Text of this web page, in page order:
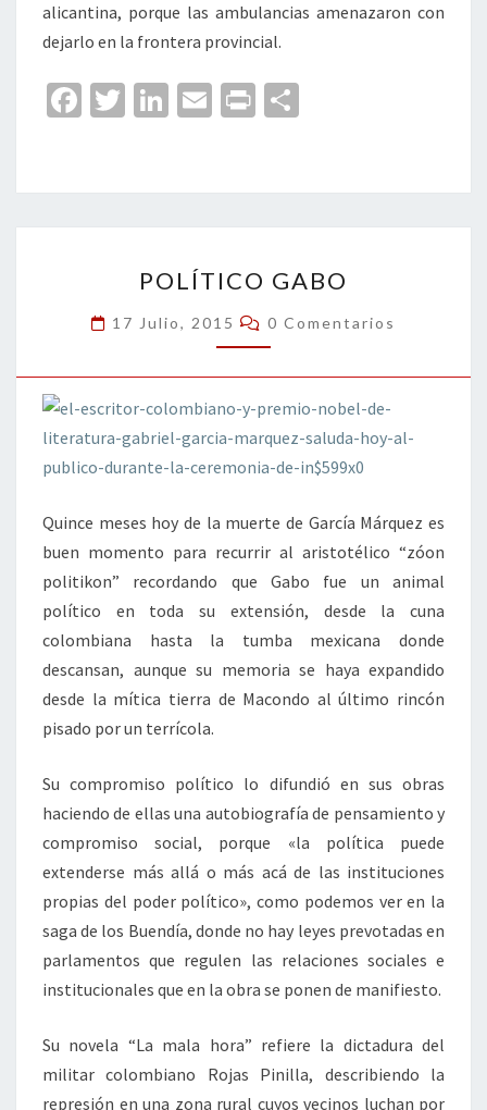
alicantina, porque las ambulancias amenazaron con
dejarlo en la frontera provincial.
Fa
o
o
T
er
Li
dI
n
E
l
Pr
p
ar
tir
GABO
POLÍTICO GABO
17 Julio, 2015 Comentarios
0 Comentarios
Quince meses hoy de la muerte de García Márquez es
buen momento para recurrir al aristotélico “zóon
politikon” recordando que Gabo fue un animal
político en toda su extensión, desde la cuna
colombiana hasta la tumba mexicana donde
descansan, aunque su memoria se haya expandido
desde la mítica tierra de Macondo al último rincón
pisado por un terrícola.
Su compromiso político lo difundió en sus obras
haciendo de ellas una autobiografía de pensamiento y
compromiso social, porque «la política puede
extenderse más allá o más acá de las instituciones
propias del poder político», como podemos ver en la
saga de los Buendía, donde no hay leyes prevotadas en
parlamentos que regulen las relaciones sociales e
institucionales que en la obra se ponen de manifiesto.
Su novela “La mala hora” refiere la dictadura del
militar colombiano Rojas Pinilla, describiendo la
represión en una zona rural cuyos vecinos luchan por